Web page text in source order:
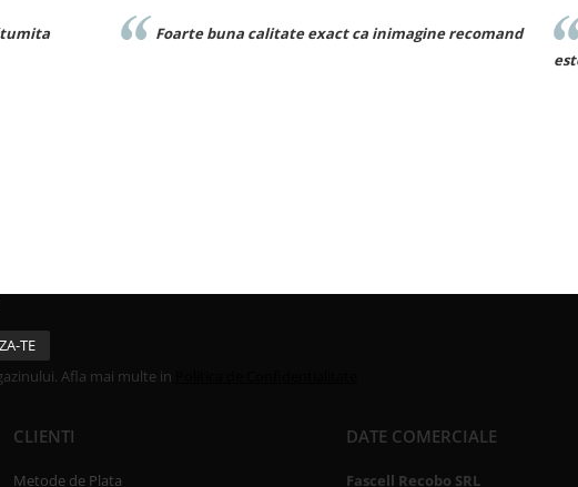
Foarte buna calitate exact ca inimagine recomand
Afla mai multe in
CLIENTI
Metode de Plata
DATE COMERCIALE
Fascell Recobo SRL